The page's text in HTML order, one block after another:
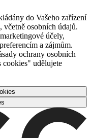
do Vašeho zařízení
včetně osobních údajů.
účely,
a zájmům.
ochrany osobních
udělujete